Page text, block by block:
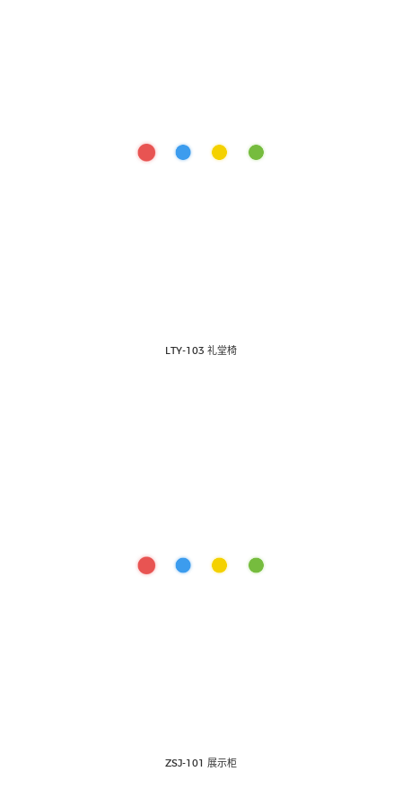
LTY-103 礼堂椅
ZSJ-101 展示柜